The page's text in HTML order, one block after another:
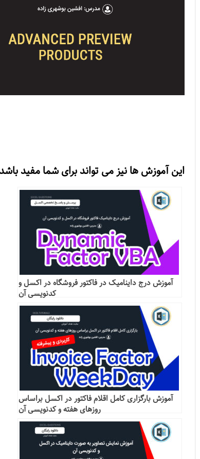
این آموزش ها نیز می تواند برای شما مفید
آموزش درج داینامیک در فاکتور فروشگاه در اکسل و
کدنویسی آن
آموزش بارگزاری کامل اقلام فاکتور در اکسل براساس
روزهای هفته و کدنویسی آن